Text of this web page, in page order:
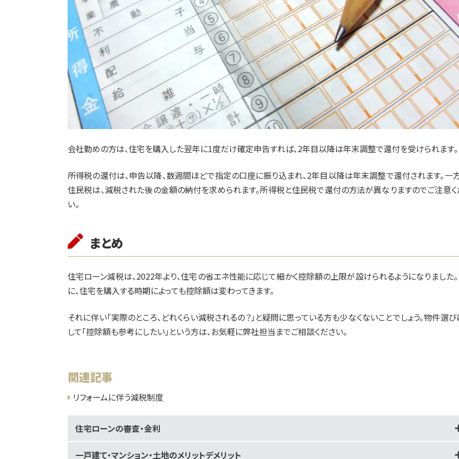
会社勤めの方は、住宅を購入した翌年に1度だけ確定申告すれば、2年目以降は年末調整で還付を受けられます。
所得税の還付は、申告以降、数週間ほどで指定の口座に振り込まれ、2年目以降は年末調整で還付されます。一方
住民税は、減税された後の金額の納付を求められます。所得税と住民税で還付の方法が異なりますのでご注意く
い。
まとめ
住宅ローン減税は、2022年より、住宅の省エネ性能に応じて細かく控除額の上限が設けられるようになりました。
に、住宅を購入する時期によっても控除額は変わってきます。
それに伴い「実際のところ、どれくらい減税されるの？」と疑問に思っている方も少なくないことでしょう。物件選
して「控除額も参考にしたい」という方は、お気軽に弊社担当までご相談ください。
関連記事
リフォームに伴う減税制度
住宅ローンの審査・金利
一戸建て・マンション・土地のメリットデメリット